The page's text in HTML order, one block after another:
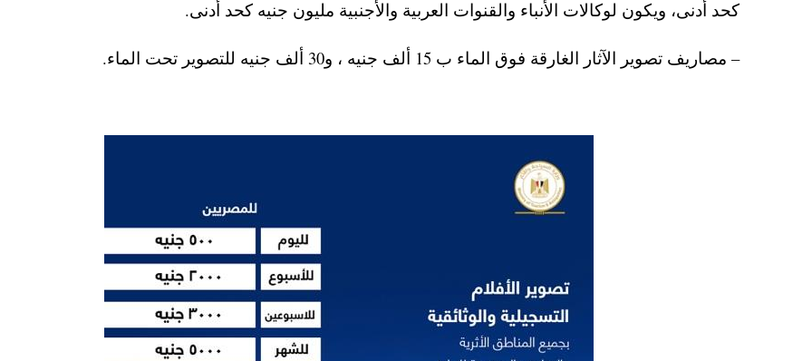
كحد أدنى، ويكون لوكالات الأنباء والقنوات العربية والأجنبية مليون جنيه كحد أدنى.
– مصاريف تصوير الآثار الغارقة فوق الماء ب 15 ألف جنيه ، و30 ألف جنيه للتصوير تحت الماء.